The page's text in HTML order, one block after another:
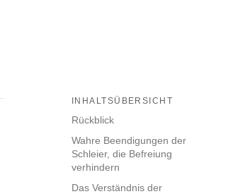
INHALTSÜBERSICHT
Rückblick
Wahre Beendigungen der
Schleier, die Befreiung
verhindern
Das Verständnis der